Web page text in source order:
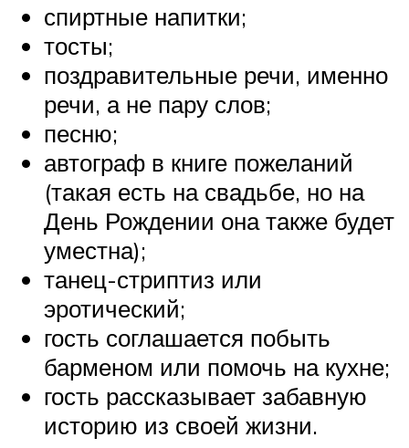
спиртные напитки;
тосты;
поздравительные речи, именно
речи, а не пару слов;
песню;
автограф в книге пожеланий
(такая есть на свадьбе, но на
День Рождении она также будет
уместна);
танец-стриптиз или
эротический;
гость соглашается побыть
барменом или помочь на кухне;
гость рассказывает забавную
историю из своей жизни.